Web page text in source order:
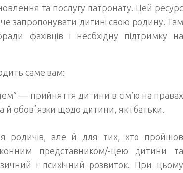
та послугу патронату. Цей ресурс
запропонувати дитині свою родину. Там
фахівців і необхідну підтримку на
саме вам:
— прийняття дитини в сім’ю на правах
й обовʼязки щодо дитини, як і батьки.
родичів, але й для тих, хто пройшов
представником/-цею дитини та
і психічний розвиток. При цьому